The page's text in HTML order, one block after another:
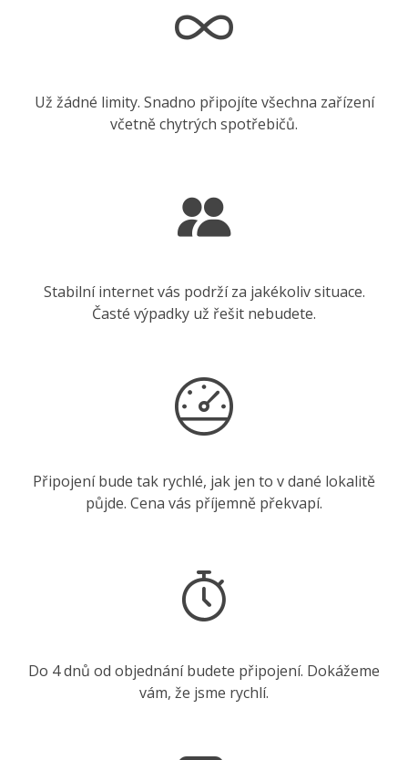
Už žádné limity. Snadno připojíte všechna zařízení
včetně chytrých spotřebičů.
Stabilní internet vás podrží za jakékoliv situace.
Časté výpadky už řešit nebudete.
Připojení bude tak rychlé, jak jen to v dané lokalitě
půjde. Cena vás příjemně překvapí.
Do 4 dnů od objednání budete připojení. Dokážeme
vám, že jsme rychlí.